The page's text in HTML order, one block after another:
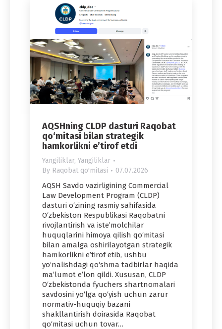
AQSHning CLDP dasturi Raqobat
qo‘mitasi bilan strategik
hamkorlikni e’tirof etdi
Yangiliklar, Yangiliklar
By Raqobat qo'mitasi 07.07.2026
AQSH Savdo vazirligining Commercial
Law Development Program (CLDP)
dasturi o‘zining rasmiy sahifasida
O‘zbekiston Respublikasi Raqobatni
rivojlantirish va iste’molchilar
huquqlarini himoya qilish qo‘mitasi
bilan amalga oshirilayotgan strategik
hamkorlikni e’tirof etib, ushbu
yo‘nalishdagi qo‘shma tadbirlar haqida
ma’lumot e’lon qildi. Xususan, CLDP
O‘zbekistonda fyuchers shartnomalari
savdosini yo‘lga qo‘yish uchun zarur
normativ-huquqiy bazani
shakllantirish doirasida Raqobat
qo‘mitasi uchun tovar…